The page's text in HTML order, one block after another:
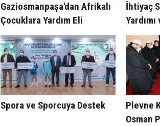
Gaziosmanpaşa'dan Afrikalı
Çocuklara Yardım Eli
İhtiyaç
Spora ve Sporcuya Destek
Plevne
Osman